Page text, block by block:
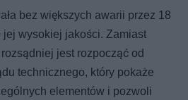
bez większych awarii przez 18
jej wysokiej jakości. Zamiast
jest rozpocząć od
technicznego, który pokaże
elementów i pozwoli